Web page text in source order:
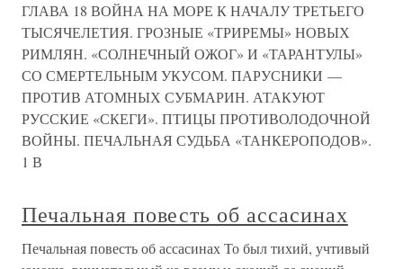
ГЛАВА 18 ВОЙНА НА МОРЕ К НАЧАЛУ ТРЕТЬЕГО
ТЫСЯЧЕЛЕТИЯ. ГРОЗНЫЕ «ТРИРЕМЫ» НОВЫХ
РИМЛЯН. «СОЛНЕЧНЫЙ ОЖОГ» И «ТАРАНТУЛЫ»
СО СМЕРТЕЛЬНЫМ УКУСОМ. ПАРУСНИКИ —
ПРОТИВ АТОМНЫХ СУБМАРИН. АТАКУЮТ
РУССКИЕ «СКЕГИ». ПТИЦЫ ПРОТИВОЛОДОЧНОЙ
ВОЙНЫ. ПЕЧАЛЬНАЯ СУДЬБА «ТАНКЕРОПОДОВ».
1 В
Печальная повесть об ассасинах
Печальная повесть об ассасинах То был тихий, учтивый